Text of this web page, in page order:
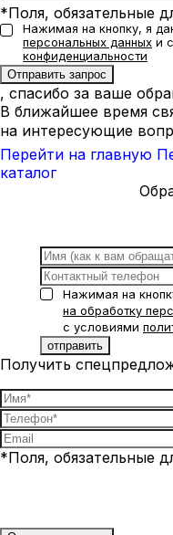
*Поля, обязательные
Нажимая на кнопку, я
персональных данных и
конфиденциальности
, спасибо за ваше
В ближайшее время
на интересующие
Перейти на главную
каталог
Нажимая на
на обработку
с условиями
Получить
*Поля, обязательные